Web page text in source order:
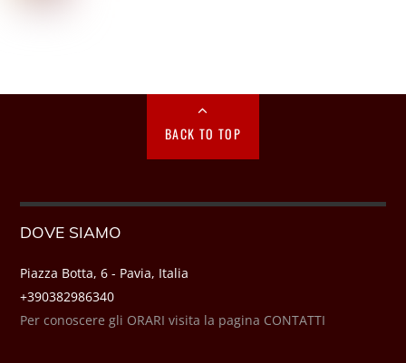
BACK TO TOP
DOVE SIAMO
Piazza Botta, 6 - Pavia, Italia
+390382986340
Per conoscere gli ORARI visita la pagina CONTATTI